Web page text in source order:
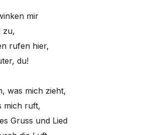
mir
zu,
rufen hier,
du!
was mich zieht,
mich ruft,
Gruss und Lied